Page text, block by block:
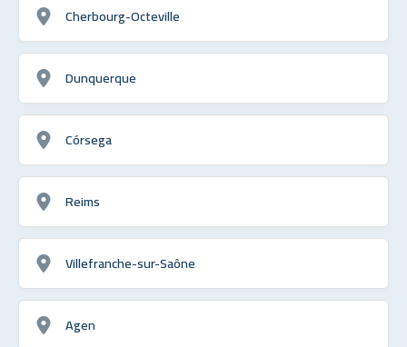
Cherbourg-Octeville
Dunquerque
Córsega
Reims
Villefranche-sur-Saône
Agen